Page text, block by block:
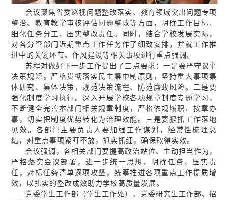
会议聚焦省委巡视问题整改落实、教育领域突出问题专项
整治、教育教学审核评估问题整改等方面，明确工作目标、
细化任务分工、压实整改责任。同时，结合学校发展实际，
对各分管部门近期重点工作任务作了细致安排，并就工作推
进中的关键环节、作风建设等相关事项进行重点强调。
苏程对做好下一步工作提出了三点要求：一是要严守议事
决策规矩。严格贯彻落实民主集中制原则，坚持重大事项集
体研究、集体决策，规范决策流程、防范廉政风险。二是要
强化制度学习执行。深入开展学校各项规章制度专题学习，
不断健全完善本部门相关规章制度，严格依规履职、按章办
事，切实把制度优势转化为治理效能。三是要狠抓工作落地
见效。各部门主要负责人要加强工作谋划，经常性梳理总
结，对重点事项紧盯不放，抓实抓细，确保取得实效。
会议强调，各相关部门要提高政治站位、主动担当作为，
严格落实会议部署，进一步统一思想、明确任务、压实责
任，对标任务清单逐项攻坚，统筹推进各项重点工作提质增
效，以扎实的整改成效助力学校高质量发展。
党委学生工作部（学生工作处）、党委研究生工作部、招